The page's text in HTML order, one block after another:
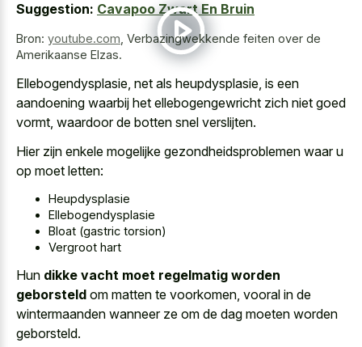
Suggestion: Cavapoo Zwart En Bruin
Bron: youtube.com Verbazingwekkende feiten over de
Amerikaanse Elzas.
Ellebogendysplasie, net als heupdysplasie, is een
aandoening waarbij het ellebogengewricht zich niet goed
vormt, waardoor de botten snel verslijten.
Hier zijn enkele mogelijke gezondheidsproblemen waar u
op moet letten:
Heupdysplasie
Ellebogendysplasie
Bloat (gastric torsion)
Vergroot hart
Hun dikke vacht moet regelmatig worden
geborsteld om matten te voorkomen, vooral in de
wintermaanden wanneer ze om de dag moeten worden
geborsteld.